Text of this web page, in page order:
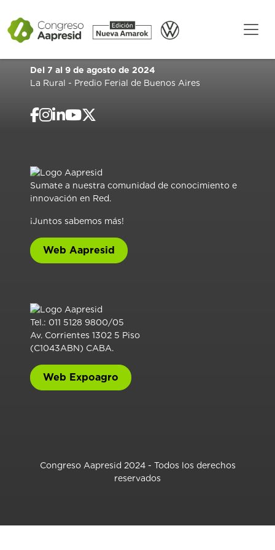
Del 7 al 9 de agosto de 2024
La Rural - Predio Ferial de Buenos Aires
Sumate a nuestra comunidad de conocimiento e
innovación en Red.
¡Juntos sabemos más!
Web Aapresid
Tel.: 011 5128 9800/05
Av. Corrientes 1302 5 Piso
(C1043ABN) CABA.
Web Expoagro
Congreso Aapresid 2024 - Todos los derechos
reservados